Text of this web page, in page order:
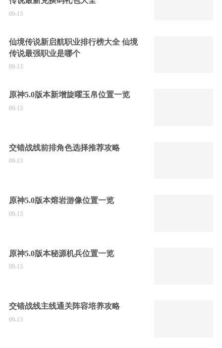
09-13
仙境传说新启航职业排行榜大全 仙境
传说最强职业是哪个
09-13
原神5.0版本新增旋曜玉帛位置一览
09-13
交错战线前排角色选择推荐攻略
09-13
原神5.0版本熔岩游像位置一览
09-13
原神5.0版本秘源机兵位置一览
09-13
交错战线主线通关阵容培养攻略
09-13